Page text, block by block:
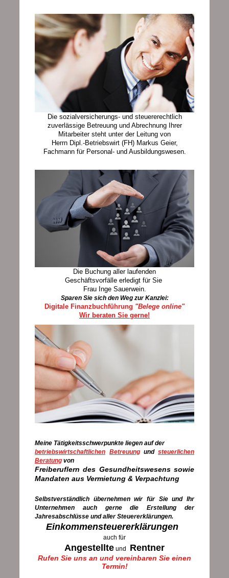
Die sozialversicherungs- und steuererechtlich
zuverlässige Betreuung und Abrechnung Ihrer
Mitarbeiter steht unter der Leitung von
Herrn Dipl.-Betriebswirt (FH) Markus Geier,
Fachmann für Personal- und Ausbildungswesen.
Die Buchung aller laufenden
Geschäftsvorfälle erledigt für Sie
Frau Inge Sauerwein.
Sparen Sie sich den Weg zur Kanzlei:
Digitale Finanzbuchführung "Belege online"
Wir beraten Sie gerne!
Meine Tätigkeitsschwerpunkte liegen auf der
betriebswirtschaftlichen Betreuung und steuerlichen
Beratung von
Freiberuflern des Gesundheitswesens sowie
Mandaten aus Vermietung & Verpachtung
Selbstverständlich übernehmen wir für Sie und Ihr
Unternehmen auch gerne die Erstellung der
Jahresabschlüsse und aller Steuererklärungen.
Einkommensteuererklärungen
auch für
Angestellte und Rentner
Rufen Sie uns an und vereinbaren Sie einen
Termin!